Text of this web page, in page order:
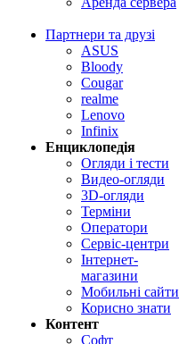
Партнери та друзі
ASUS
Bloody
Cougar
realme
Lenovo
Infinix
Енциклопедія
Огляди і тести
Видео-огляди
3D-огляди
Терміни
Оператори
Сервіс-центри
Інтернет-
магазини
Мобильні сайти
Корисно знати
Контент
Софт